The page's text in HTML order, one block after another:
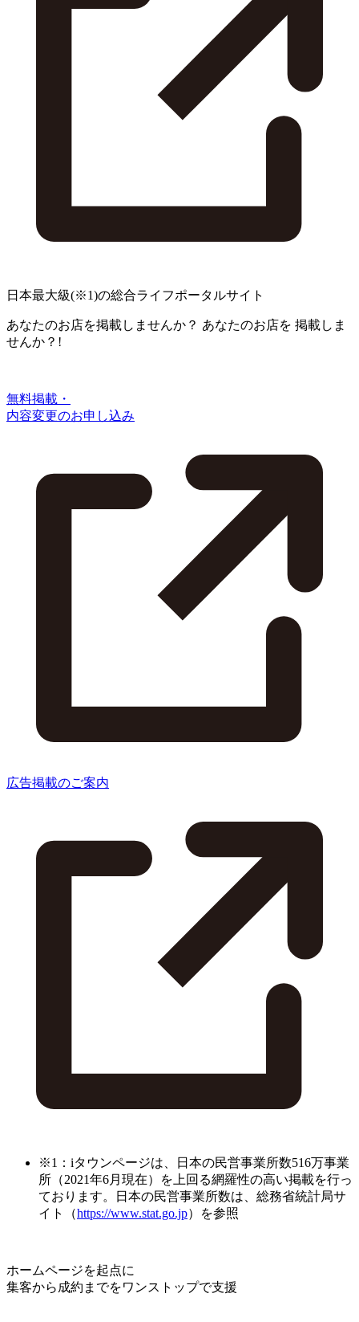
日本最大級(※1)の総合ライフポータルサイト
あなたのお店を掲載しませんか？ あなたのお店を 掲載しま
せんか？!
無料掲載・
内容変更のお申し込み
広告掲載のご案内
※1：iタウンページは、日本の民営事業所数516万事業
所（2021年6月現在）を上回る網羅性の高い掲載を行っ
ております。日本の民営事業所数は、総務省統計局サ
イト（https://www.stat.go.jp）を参照
ホームページを起点に
集客から成約までをワンストップで支援